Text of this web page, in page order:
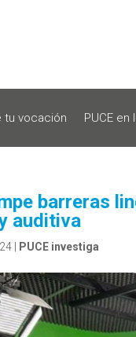
tu vocación PUCE
barreras
auditiva
PUCE investiga